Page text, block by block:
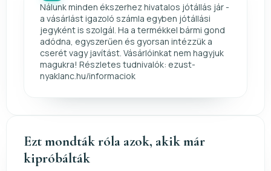
Nálunk minden ékszerhez hivatalos jótállás jár -
a vásárlást igazoló számla egyben jótállási
jegyként is szolgál. Ha a termékkel bármi gond
adódna, egyszerűen és gyorsan intézzük a
cserét vagy javítást. Vásárlóinkat nem hagyjuk
magukra! Részletes tudnivalók: ezust-
nyaklanc.hu/informaciok
Ezt mondták róla azok, akik már
kipróbálták